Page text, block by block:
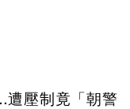
遭壓制竟「朝警